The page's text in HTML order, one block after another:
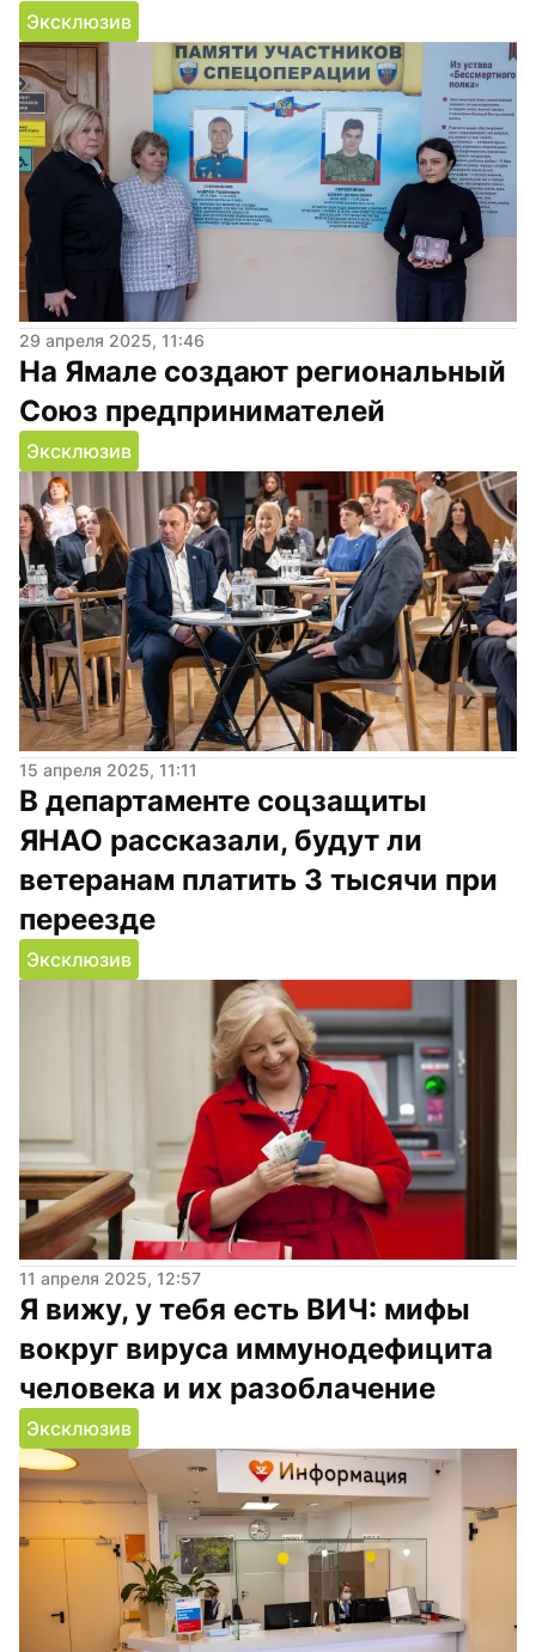
Эксклюзив
29 апреля 2025, 11:46
На Ямале создают региональный
Союз предпринимателей
Эксклюзив
15 апреля 2025, 11:11
В департаменте соцзащиты
ЯНАО рассказали, будут ли
ветеранам платить 3 тысячи при
переезде
Эксклюзив
11 апреля 2025, 12:57
Я вижу, у тебя есть ВИЧ: мифы
вокруг вируса иммунодефицита
человека и их разоблачение
Эксклюзив